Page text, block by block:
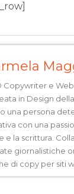
Copywriter e
in Design
una persona
con una
e la scrittura.
giornalistiche
di copy per siti